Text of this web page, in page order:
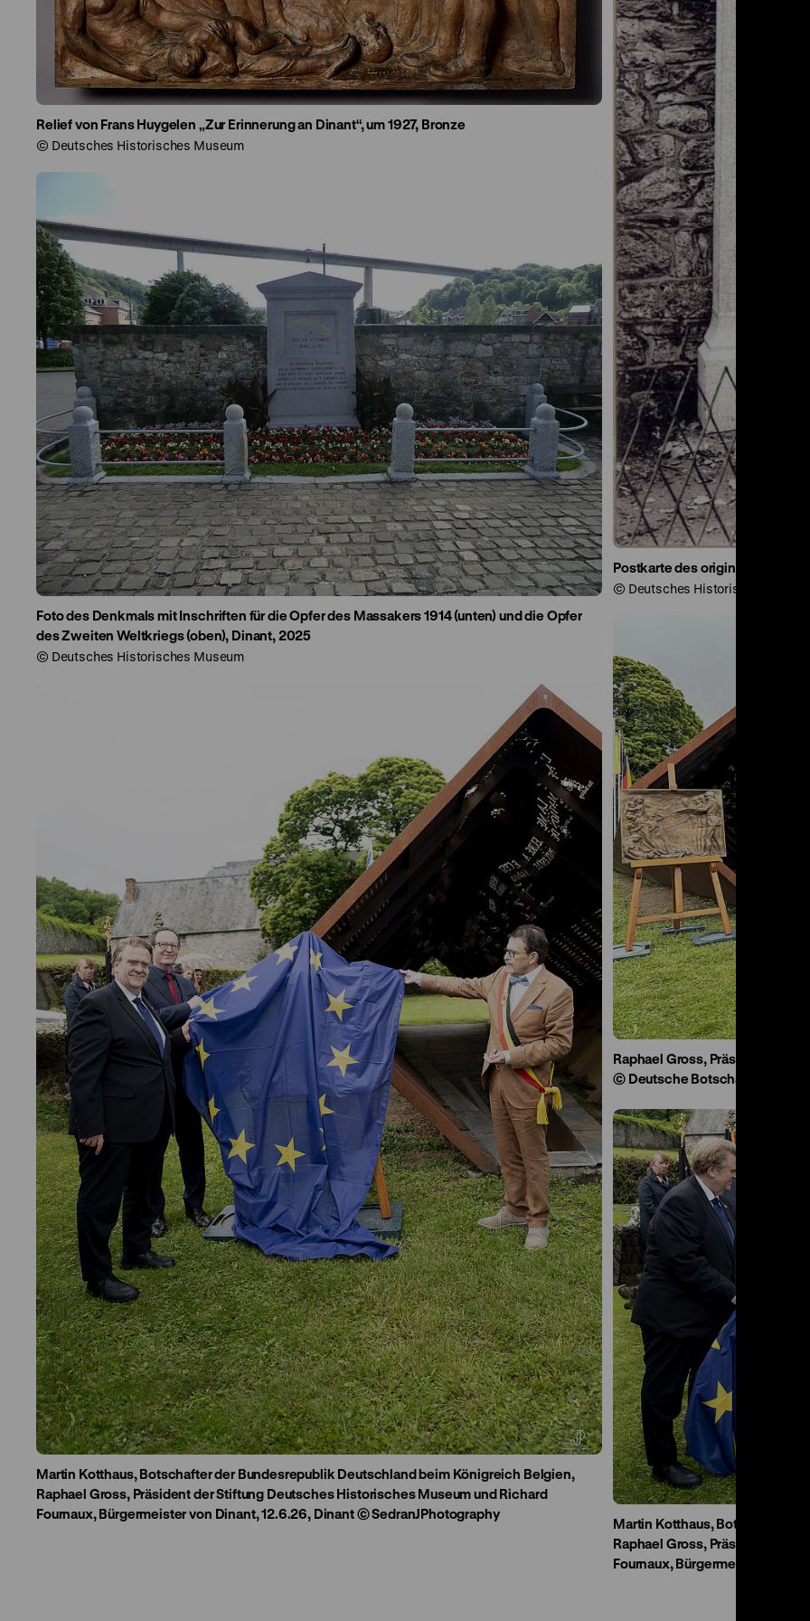
Relief von Frans Huygelen „Zur Erinnerung an Dinant“, um 1927, Bronze
© Deutsches Historisches Museum
Postkarte des originalen
© Deutsches Historisches
Foto des Denkmals mit Inschriften für die Opfer des Massakers 1914 (unten) und die Opfer
des Zweiten Weltkriegs (oben), Dinant, 2025
© Deutsches Historisches Museum
Raphael Gross, Präsident der
© Deutsche Botschaft Brüssel
Martin Kotthaus, Botschafter der Bundesrepublik Deutschland beim Königreich Belgien,
Raphael Gross, Präsident der Stiftung Deutsches Historisches Museum und Richard
Fournaux, Bürgermeister von Dinant, 12.6.26, Dinant © SedranJPhotography
Martin Kotthaus, Botschafter
Raphael Gross, Präsident der
Fournaux, Bürgermeister von